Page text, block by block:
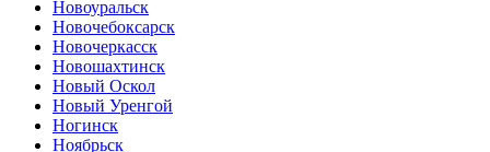
Новоуральск
Новочебоксарск
Новочеркасск
Новошахтинск
Новый Оскол
Новый Уренгой
Ногинск
Ноябрьск